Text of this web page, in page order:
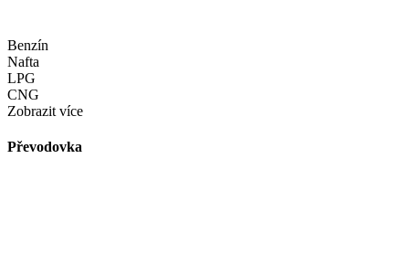
Benzín
Nafta
LPG
CNG
Zobrazit více
Převodovka